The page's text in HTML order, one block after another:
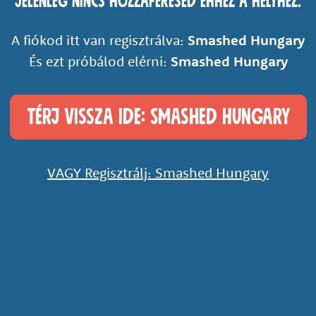
A fiókod itt van regisztrálva: Smashed Hungary
És ezt próbálod elérni: Smashed Hungary
Térj vissza ide: Smashed Hungary
VAGY Regisztrálj: Smashed Hungary